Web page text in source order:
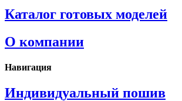
Каталог готовых моделей
О компании
Навигация
Индивидуальный пошив